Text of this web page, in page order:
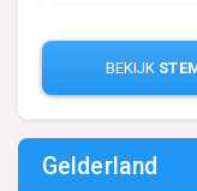
BEKIJK
Gelderland